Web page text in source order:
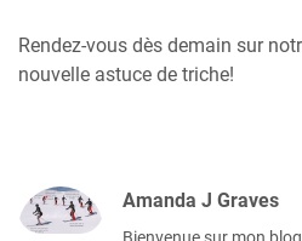
Rendez-vous dès demain sur
nouvelle astuce de triche!
Amanda J Graves